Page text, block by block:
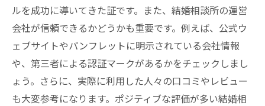
初めての出会いで成功するためのポイント
お見合いから交際までのステップ
交際中のコミュニケーション術
結婚相談所利用者が語る千歳市での成功談と失
敗談
ルを成功に導いてきた証です。また、結婚相談所の運営
会社が信頼できるかどうかも重要です。例えば、公式ウ
ェブサイトやパンフレットに明示されている会社情報
や、第三者による認証マークがあるかをチェックしまし
ょう。さらに、実際に利用した人々の口コミやレビュー
も大変参考になります。ポジティブな評価が多い結婚相